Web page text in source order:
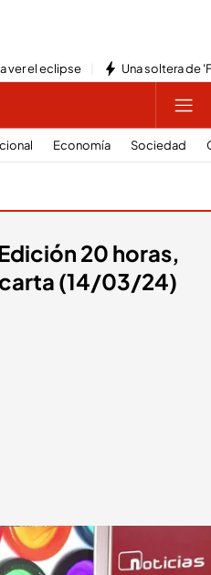
ver el eclipse Una soltera de
Economía Sociedad
20 horas,
(14/03/24)
y Mónica Sanz